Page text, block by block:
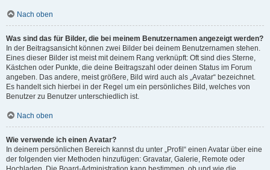
Nach oben
Was sind das für Bilder, die bei meinem Benutzernamen angezeigt werden?
In der Beitragsansicht können zwei Bilder bei deinem Benutzernamen stehen.
Eines dieser Bilder ist meist mit deinem Rang verknüpft: Oft sind dies Sterne,
Kästchen oder Punkte, die deine Beitragszahl oder deinen Status im Forum
angeben. Das andere, meist größere, Bild wird auch als „Avatar“ bezeichnet.
Es handelt sich hierbei in der Regel um ein persönliches Bild, welches von
Benutzer zu Benutzer unterschiedlich ist.
Nach oben
Wie verwende ich einen Avatar?
In deinem persönlichen Bereich kannst du unter „Profil“ einen Avatar über eine
der folgenden vier Methoden hinzufügen: Gravatar, Galerie, Remote oder